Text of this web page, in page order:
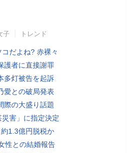
子 トレンド
だよね? 赤裸々
護者に直接謝罪
多灯被告を起訴
愛との破局発表
際の大盛り話題
害」に指定決定
1.3億円脱税か
性との結婚報告